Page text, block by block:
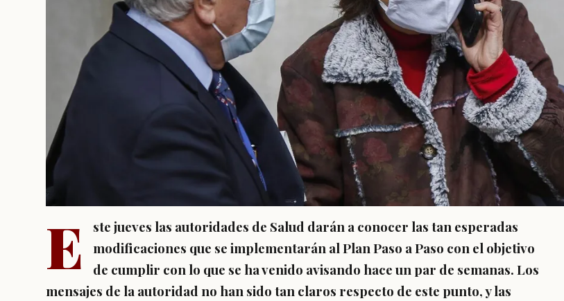
E
ste jueves las autoridades de Salud darán a conocer las tan esperadas
modificaciones que se implementarán al Plan Paso a Paso con el objetivo
de cumplir con lo que se ha venido avisando hace un par de semanas. Los
mensajes de la autoridad no han sido tan claros respecto de este punto, y las